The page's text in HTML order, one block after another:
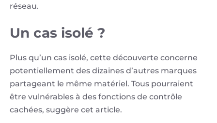
réseau.
Un cas isolé ?
Plus qu’un cas isolé, cette découverte concerne
potentiellement des dizaines d’autres marques
partageant le même matériel. Tous pourraient
être vulnérables à des fonctions de contrôle
cachées, suggère cet article.